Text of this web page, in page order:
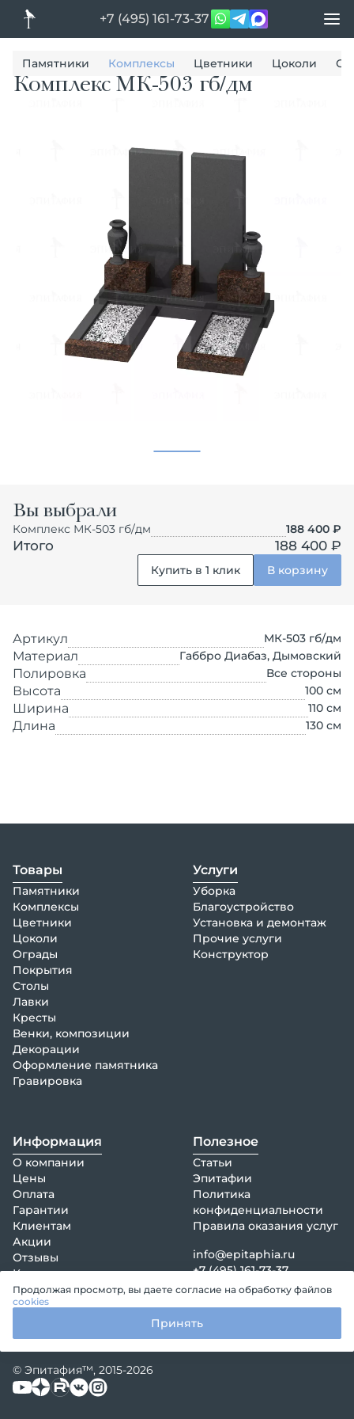
+7 (495) 161-73-37
Памятники Комплексы Цветники Цоколи
Комплекс МК-503 гб/дм
Вы выбрали
Комплекс МК-503 гб/дм 188 400 ₽
Итого 188 400 ₽
Купить в 1 клик В корзину
Артикул МК-503 гб/дм
Материал Габбро Диабаз, Дымовский
Полировка Все стороны
Высота 100 см
Ширина 110 см
Длина 130 см
Товары
Памятники
Комплексы
Цветники
Цоколи
Ограды
Покрытия
Столы
Лавки
Кресты
Венки, композиции
Декорации
Оформление памятника
Гравировка
Услуги
Уборка
Благоустройство
Установка и демонтаж
Прочие услуги
Конструктор
Информация
О компании
Цены
Оплата
Гарантии
Клиентам
Акции
Отзывы
Контакты
Полезное
Статьи
Эпитафии
Политика
конфиденциальности
Правила оказания услуг
info@epitaphia.ru
+7 (495) 161-73-37
© Эпитафия™, 2015-2026
Продолжая просмотр, вы даете согласие на обработку файлов
cookies
Принять